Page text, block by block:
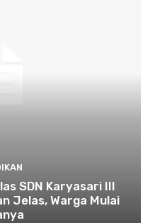
SDN Karyasari III
Jelas, Warga Mulai